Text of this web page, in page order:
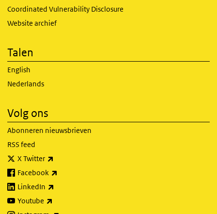
Coordinated Vulnerability Disclosure
Website archief
Talen
English
Nederlands
Volg ons
Abonneren nieuwsbrieven
RSS feed
X Twitter
Facebook
LinkedIn
Youtube